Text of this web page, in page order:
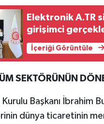
Elektronik A.TR
girişimci
İçeriği Görüntüle
SEKTÖRÜNÜN
Başkanı İbrahim
dünya ticaretinin